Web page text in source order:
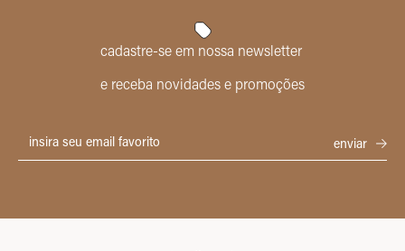
cadastre-se em nossa newsletter
e receba novidades e promoções